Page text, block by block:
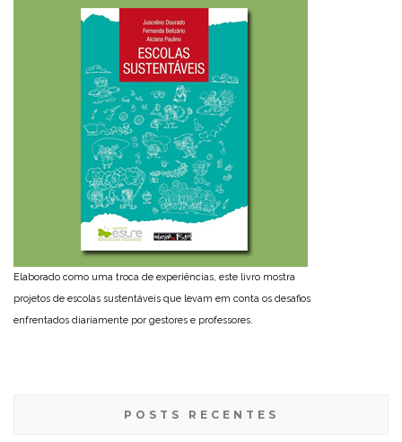
Elaborado como uma troca de experiências, este livro mostra
projetos de escolas sustentáveis que levam em conta os desafios
enfrentados diariamente por gestores e professores.
POSTS RECENTES